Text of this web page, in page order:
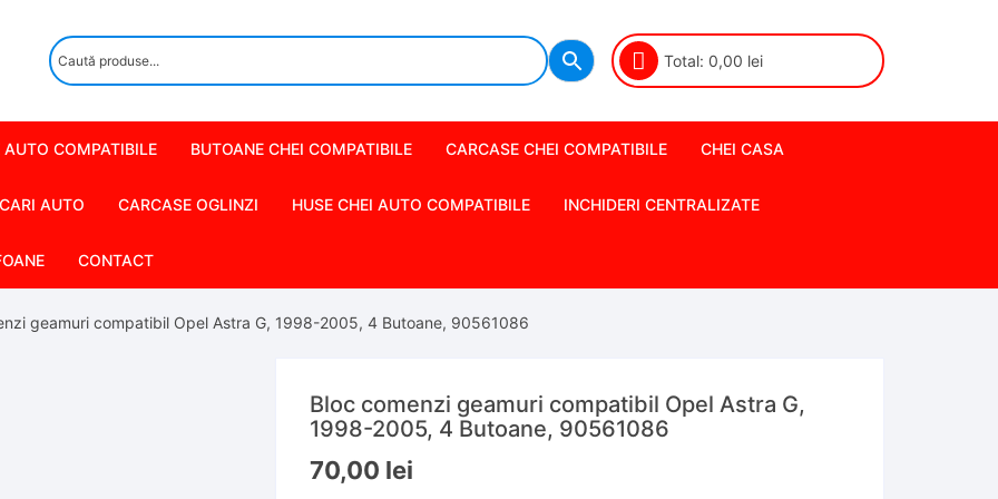
Total: 0,00 lei
AUTO COMPATIBILE BUTOANE CHEI COMPATIBILE CARCASE CHEI COMPATIBILE CHEI CASA
AUTO CARCASE OGLINZI HUSE CHEI AUTO COMPATIBILE INCHIDERI CENTRALIZATE
CONTACT
geamuri compatibil Opel Astra G, 1998-2005, 4 Butoane, 90561086
Bloc comenzi geamuri compatibil Opel Astra G,
1998-2005, 4 Butoane, 90561086
70,00 lei